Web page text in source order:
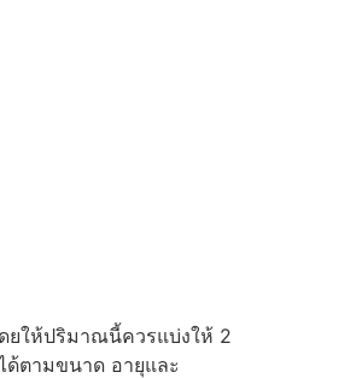
ยให้ปริมาณนี้ควรแบ่งให้ 2
ด้ตามขนาด อายุและ